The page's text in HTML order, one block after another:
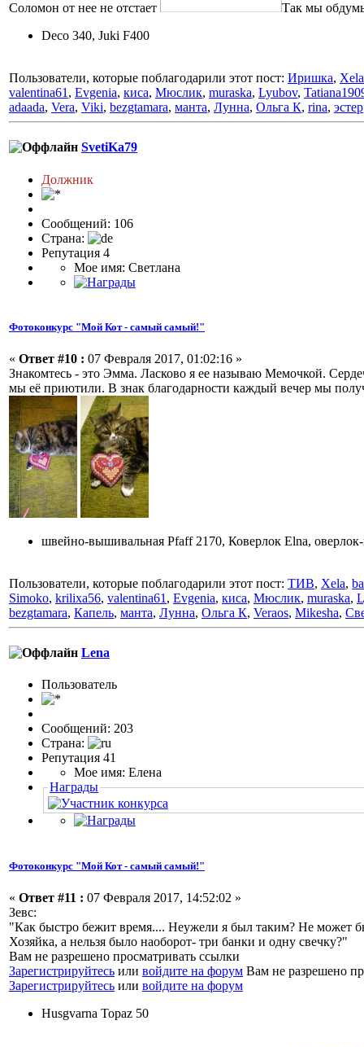
Соломон от нее не отстает
Так мы
Deco 340, Juki F400
Пользователи, которые поблагодарили этот пост: Иришка, Xela
valentina61 , Evgenia, киса, Мюслик, muraska, Lyubov,
adaada, Vera, Viki, bezgtamara, манта, Лунна, Ольга К, rina, эстер
SvetiKa79
Должник
Сообщений: 106
Страна:
Репутация 4
Мое имя: Светлана
Фотоконкурс "Мой Кот - самый самый!"
« Ответ #10 : 07 Февраля 2017, 01:02:16 »
Знакомтесь - это Эмма. Ласково я ее называю Мемочкой.
мы её приютили. В знак благодарности каждый вечер мы
швейно-вышивальная Pfaff 2170, Коверлок Elna,
Пользователи, которые поблагодарили этот пост: ТИВ, Xela,
Simoko, krilixa56, valentina61 , Evgenia, киса, Мюслик, muraska,
bezgtamara, Капель, манта, Лунна, Ольга К, Veraos, Mikesha,
Lena
Пользовaтeль
Сообщений: 203
Страна:
Репутация 41
Мое имя: Елена
Награды
Фотоконкурс "Мой Кот - самый самый!"
« Ответ #11 : 07 Февраля 2017, 14:52:02 »
Зевс:
"Как быстро бежит время.... Неужели я был таким? Не может
Хозяйка, а нельзя было наоборот- три банки и одну свечку?"
Вам не разрешено просматривать ссылки
Зарегистрируйтесь или войдите на форум Вам не разрешено
Зарегистрируйтесь или войдите на форум
Husgvarna Topaz 50